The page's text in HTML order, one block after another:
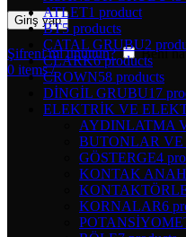
Giriş yap
Şifreni mi unuttun?
Beni
0 items /
ATLET1 product
BT5 products
ÇATAL GRUBU2
CLARK6 products
CROWN58 products
DİNGİL GRUBU17
ELEKTRİK VE
AYDINLATMA
BUTONLAR VE
GÖSTERGE4
KONTAK
KORNALAR6